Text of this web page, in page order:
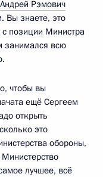
Андрей Рэмович
Вы знаете, это
позиции Министра
занимался всю
чтобы вы
ещё Сергеем
открыть
это
обороны,
лучшее, всё